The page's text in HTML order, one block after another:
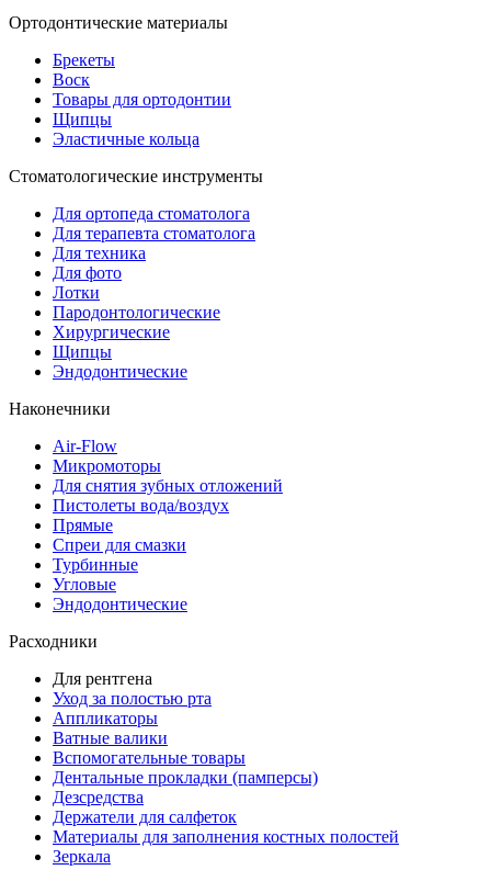
Ортодонтические материалы
Брекеты
Воск
Товары для ортодонтии
Щипцы
Эластичные кольца
Стоматологические инструменты
Для ортопеда стоматолога
Для терапевта стоматолога
Для техника
Для фото
Лотки
Пародонтологические
Хирургические
Щипцы
Эндодонтические
Наконечники
Air-Flow
Микромоторы
Для снятия зубных отложений
Пистолеты вода/воздух
Прямые
Спреи для смазки
Турбинные
Угловые
Эндодонтические
Расходники
Для рентгена
Уход за полостью рта
Аппликаторы
Ватные валики
Вспомогательные товары
Дентальные прокладки (памперсы)
Дезсредства
Держатели для салфеток
Материалы для заполнения костных полостей
Зеркала